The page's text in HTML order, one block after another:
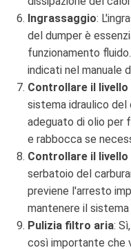
Ingrassaggio:
del dumper è
funzionamento
indicati nel manuale
Controllare il livello
sistema idraulico del
adeguato di olio per
e rabbocca se
Controllare il
serbatoio del
previene l'arresto
mantenere il sistema
Pulizia filtro aria:
così importante che